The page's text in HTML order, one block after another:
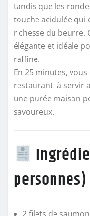
tandis que les
touche acidulée qui
richesse du beurre.
élégante et idéale
raffiné.
En 25 minutes,
restaurant, à servir
une purée maison
savoureux.
personnes)
2 filets de